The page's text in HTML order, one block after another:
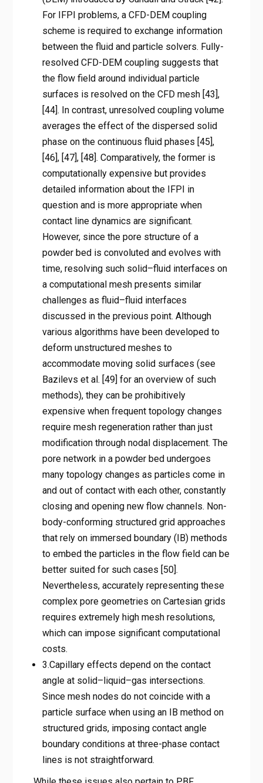
For IFPI problems, a CFD-DEM coupling
scheme is required to exchange information
between the fluid and particle solvers. Fully-
resolved CFD-DEM coupling suggests that
the flow field around individual particle
surfaces is resolved on the CFD mesh [43],
[44]. In contrast, unresolved coupling volume
averages the effect of the dispersed solid
phase on the continuous fluid phases [45],
[46], [47], [48]. Comparatively, the former is
computationally expensive but provides
detailed information about the IFPI in
question and is more appropriate when
contact line dynamics are significant.
However, since the pore structure of a
powder bed is convoluted and evolves with
time, resolving such solid–fluid interfaces on
a computational mesh presents similar
challenges as fluid–fluid interfaces
discussed in the previous point. Although
various algorithms have been developed to
deform unstructured meshes to
accommodate moving solid surfaces (see
Bazilevs et al. [49] for an overview of such
methods), they can be prohibitively
expensive when frequent topology changes
require mesh regeneration rather than just
modification through nodal displacement. The
pore network in a powder bed undergoes
many topology changes as particles come in
and out of contact with each other, constantly
closing and opening new flow channels. Non-
body-conforming structured grid approaches
that rely on immersed boundary (IB) methods
to embed the particles in the flow field can be
better suited for such cases [50].
Nevertheless, accurately representing these
complex pore geometries on Cartesian grids
requires extremely high mesh resolutions,
which can impose significant computational
costs.
3.Capillary effects depend on the contact
angle at solid–liquid–gas intersections.
Since mesh nodes do not coincide with a
particle surface when using an IB method on
structured grids, imposing contact angle
boundary conditions at three-phase contact
lines is not straightforward.